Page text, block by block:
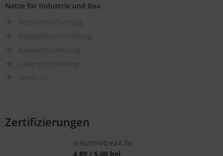
Netze für Industrie und Bau
Zertifizierungen
schutznetze24.de
4.89/ 5.00bei